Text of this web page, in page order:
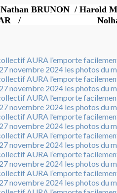
/ Nathan BRUNON /
/ Nolhann